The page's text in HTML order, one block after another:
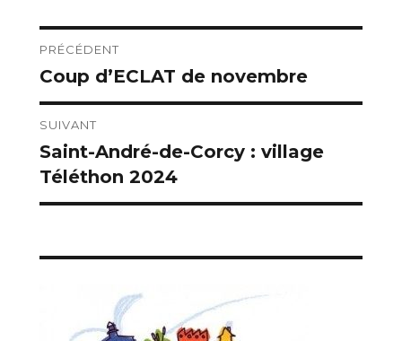
Navigation
de
l’article
PRÉCÉDENT
Publication
précédente :
Coup d’ECLAT de novembre
SUIVANT
Publication
suivante :
Saint-André-de-Corcy : village
Téléthon 2024